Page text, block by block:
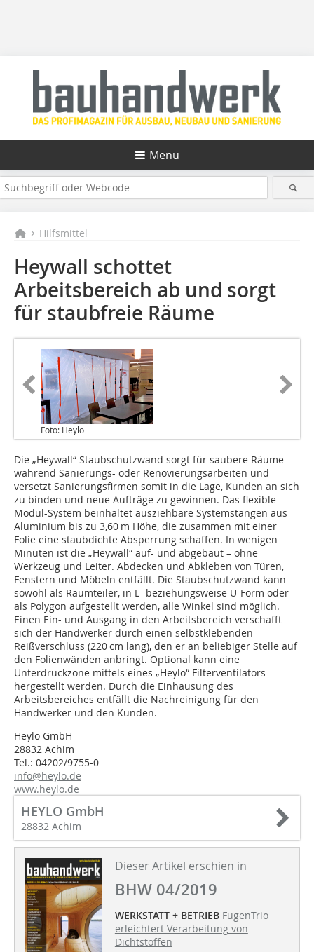
Menü
Hilfsmittel
Heywall schottet
Arbeitsbereich ab und sorgt
für staubfreie Räume
Foto: Heylo
Die „Heywall“ Staubschutzwand sorgt für saubere Räume
während Sanierungs- oder Renovierungsarbeiten und
versetzt Sanierungsfirmen somit in die Lage, Kunden an sich
zu binden und neue Aufträge zu gewinnen. Das flexible
Modul-System beinhaltet ausziehbare Systemstangen aus
Aluminium bis zu 3,60 m Höhe, die zusammen mit einer
Folie eine staubdichte Absperrung schaffen. In wenigen
Minuten ist die „Heywall“ auf- und abgebaut – ohne
Werkzeug und Leiter. Abdecken und Abkleben von Türen,
Fenstern und Möbeln entfällt. Die Staubschutzwand kann
sowohl als Raumteiler, in L- beziehungsweise U-Form oder
als Polygon aufgestellt werden, alle Winkel sind möglich.
Einen Ein- und Ausgang in den Arbeitsbereich verschafft
sich der Handwerker durch einen selbstklebenden
Reißverschluss (220 cm lang), den er an beliebiger Stelle auf
den Folienwänden anbringt. Optional kann eine
Unterdruckzone mittels eines „Heylo“ Filterventilators
hergestellt werden. Durch die Einhausung des
Arbeitsbereiches entfällt die Nachreinigung für den
Handwerker und den Kunden.
Heylo GmbH
28832 Achim
Tel.: 04202/9755-0
info@heylo.de
www.heylo.de
HEYLO GmbH
28832 Achim
Dieser Artikel erschien in
BHW 04/2019
WERKSTATT + BETRIEB FugenTrio
erleichtert Verarbeitung von
Dichtstoffen